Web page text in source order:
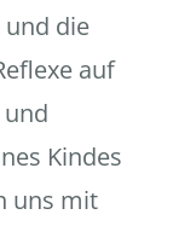
die
auf
Kindes
uns mit